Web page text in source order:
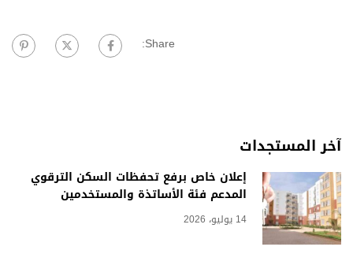
Share:
آخر المستجدات
إعلان خاص برفع تحفظات السكن الترقوي
المدعم فئة الأساتذة والمستخدمين
14 يوليو، 2026